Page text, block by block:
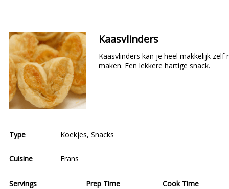
Kaasvlinders
Kaasvlinders kan je heel makkelijk
maken. Een lekkere hartige snack.
Type Koekjes, Snacks
Cuisine Frans
Servings
Prep Time
Cook Time